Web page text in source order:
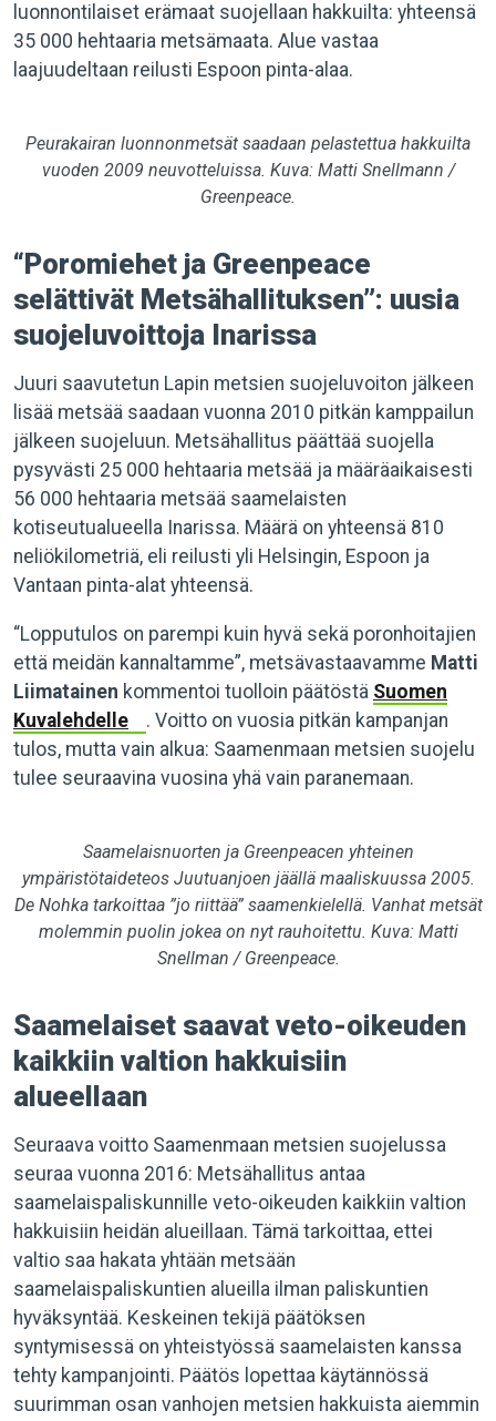
luonnontilaiset erämaat suojellaan hakkuilta: yhteensä
35 000 hehtaaria metsämaata. Alue vastaa
laajuudeltaan reilusti Espoon pinta-alaa.
Peurakairan luonnonmetsät saadaan pelastettua hakkuilta
vuoden 2009 neuvotteluissa. Kuva: Matti Snellmann /
Greenpeace.
“Poromiehet ja Greenpeace
selättivät Metsähallituksen”: uusia
suojeluvoittoja Inarissa
Juuri saavutetun Lapin metsien suojeluvoiton jälkeen
lisää metsää saadaan vuonna 2010 pitkän kamppailun
jälkeen suojeluun. Metsähallitus päättää suojella
pysyvästi 25 000 hehtaaria metsää ja määräaikaisesti
56 000 hehtaaria metsää saamelaisten
kotiseutualueella Inarissa. Määrä on yhteensä 810
neliökilometriä, eli reilusti yli Helsingin, Espoon ja
Vantaan pinta-alat yhteensä.
“Lopputulos on parempi kuin hyvä sekä poronhoitajien
että meidän kannaltamme”, metsävastaavamme Matti
Liimatainen kommentoi tuolloin päätöstä Suomen
Kuvalehdelle
. Voitto on vuosia pitkän kampanjan
tulos, mutta vain alkua: Saamenmaan metsien suojelu
tulee seuraavina vuosina yhä vain paranemaan.
Saamelaisnuorten ja Greenpeacen yhteinen
ympäristötaideteos Juutuanjoen jäällä maaliskuussa 2005.
De Nohka tarkoittaa ”jo riittää” saamenkielellä. Vanhat metsät
molemmin puolin jokea on nyt rauhoitettu. Kuva: Matti
Snellman / Greenpeace.
Saamelaiset saavat veto-oikeuden
kaikkiin valtion hakkuisiin
alueellaan
Seuraava voitto Saamenmaan metsien suojelussa
seuraa vuonna 2016: Metsähallitus antaa
saamelaispaliskunnille veto-oikeuden kaikkiin valtion
hakkuisiin heidän alueillaan. Tämä tarkoittaa, ettei
valtio saa hakata yhtään metsään
saamelaispaliskuntien alueilla ilman paliskuntien
hyväksyntää. Keskeinen tekijä päätöksen
syntymisessä on yhteistyössä saamelaisten kanssa
tehty kampanjointi. Päätös lopettaa käytännössä
suurimman osan vanhojen metsien hakkuista aiemmin